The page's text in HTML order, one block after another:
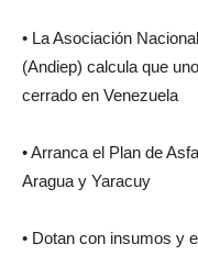
• La Asociación
(Andiep) calcula que
cerrado en Venezuela
• Arranca el Plan de
Aragua y Yaracuy
• Dotan con insumos y